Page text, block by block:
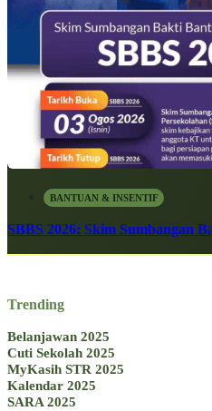
BANTUAN & INSENTIF
SBBS 2026: Skim Sumbangan
Trending
Belanjawan 2025
Cuti Sekolah 2025
MyKasih STR 2025
Kalendar 2025
SARA 2025